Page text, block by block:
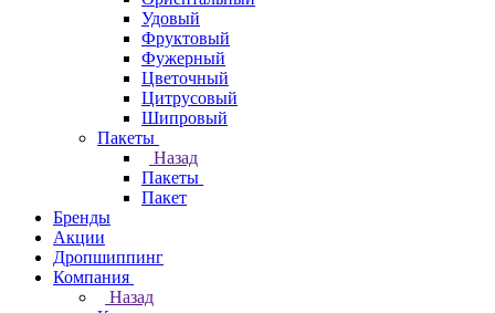
Удовый
Фруктовый
Фужерный
Цветочный
Цитрусовый
Шипровый
Пакеты
Назад
Пакеты
Пакет
Бренды
Акции
Дропшиппинг
Компания
Назад